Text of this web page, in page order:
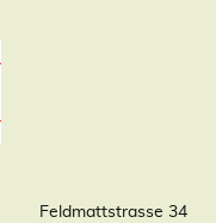
Feldmattstrasse 34